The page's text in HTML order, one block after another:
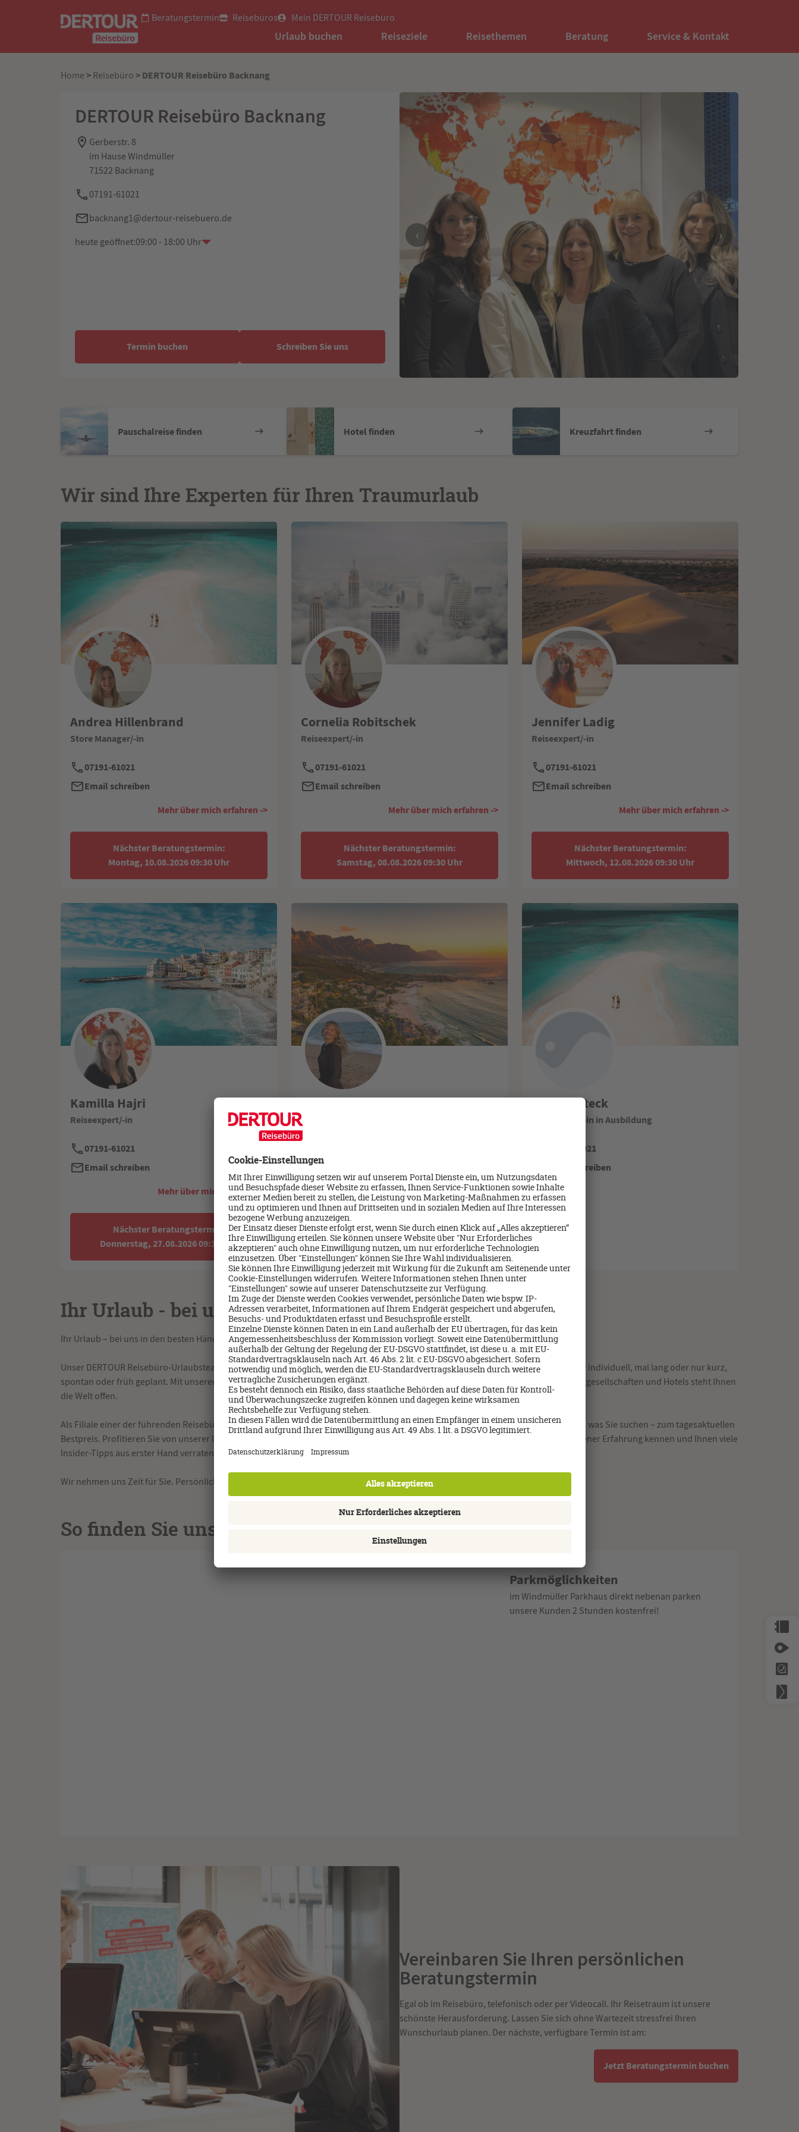
Beratungstermin Reisebüros Mein DERTOUR Reisebüro
Urlaub buchen Reiseziele Reisethemen Beratung Service & Kontakt
Home > Reisebüro > DERTOUR Reisebüro Backnang
‹ ›
DERTOUR Reisebüro Backnang
Gerberstr. 8
im Hause Windmüller
71522 Backnang
07191-61021
backnang1@dertour-reisebuero.de
heute geöffnet:09:00 - 18:00 Uhr
Termin buchen Schreiben Sie uns
Pauschalreise finden Hotel finden Kreuzfahrt finden
Wir sind Ihre Experten für Ihren Traumurlaub
Andrea Hillenbrand
Store Manager/-in
07191-61021
Email schreiben
Mehr über mich erfahren ->
Nächster Beratungstermin:
Montag, 10.08.2026 09:30 Uhr
Cornelia Robitschek
Reiseexpert/-in
07191-61021
Email schreiben
Mehr über mich erfahren ->
Nächster Beratungstermin:
Samstag, 08.08.2026 09:30 Uhr
Jennifer Ladig
Reiseexpert/-in
07191-61021
Email schreiben
Mehr über mich erfahren ->
Nächster Beratungstermin:
Mittwoch, 12.08.2026 09:30 Uhr
Kamilla Hajri
Reiseexpert/-in
07191-61021
Email schreiben
Mehr über mich erfahren ->
Nächster Beratungstermin:
Donnerstag, 27.08.2026 09:30 Uhr
Olga Masur
Reiseexpert/-in
Email schreiben
Mehr über mich erfahren ->
Nächster Beratungstermin:
Freitag, 07.08.2026 09:15 Uhr
Pauline Steck
Reiseexpert/-in in Ausbildung
07191-61021
Email schreiben
Ihr Urlaub - bei uns in den besten Händen
Ihr Urlaub – bei uns in den besten Händen!
Unser DERTOUR Reisebüro-Urlaubsteam ist Ihr idealer Ansprechpartner zu allen Urlaubswünschen und -träumen. Ob pauschal oder individuell, mal lang oder nur kurz,
spontan oder früh geplant. Mit unserer umfassenden Angebotsvielfalt aller führenden Reiseveranstalter, Kreuzfahrtreedereien, Fluggesellschaften und Hotels steht Ihnen
die Welt offen.
Als Filiale einer der führenden Reisebüroketten Deutschlands bieten wir Ihnen höchste Sicherheit und Beratungsqualität. Wir finden was Sie suchen – zum tagesaktuellen
Bestpreis. Profitieren Sie von unserer langjährigen Erfahrung und dem Fachwissen unserer Mitarbeiter, die viele Zielgebiete aus eigener Erfahrung kennen und Ihnen viele
Insider-Tipps aus erster Hand verraten.
Wir nehmen uns Zeit für Sie. Persönlich. Telefonisch. Online. Wir freuen uns auf Ihren Besuch, Ihren Anruf oder Ihre E-Mail.
So finden Sie uns
Parkmöglichkeiten
im Windmüller Parkhaus direkt nebenan parken
unsere Kunden 2 Stunden kostenfrei!
Vereinbaren Sie Ihren persönlichen
Beratungstermin
Egal ob im Reisebüro, telefonisch oder per Videocall. Ihr Reisetraum ist unsere
schönste Herausforderung. Lassen Sie sich ohne Wartezeit stressfrei Ihren
Wunschurlaub planen. Der nächste, verfügbare Termin ist am:
Jetzt Beratungstermin buchen